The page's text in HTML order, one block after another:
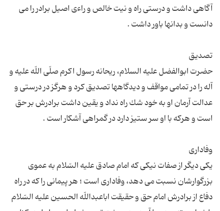
آگاهى داشت و درستى راه و نیت خالص و راءى اصیل برادر را مى
حضرت ابوالفضل علیه السلام، ریحانه رسول اكرم صلّى اللّه علیه و
آله را در تمامى مواقف و دیدگاهها تصدیق كرد و هرگز در درستى و
عدالت آرمان او به خود شك راه نداد و یقین داشت برادرش بر حق
یكى دیگر از صفات نیكى كه امام صادق علیه السّلام به عموی
بزرگوارشان نسبت مى دهد، وفادارى است ؛ هر پیمانى را كه در راه
دفاع از برادرش امام حق و حقیقت اباعبداللّه الحسین علیه السّلام